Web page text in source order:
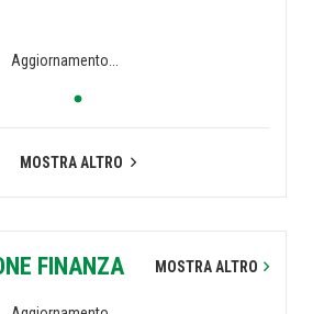
Aggiornamento...
MOSTRA ALTRO
FINANZA MOSTRA ALTRO